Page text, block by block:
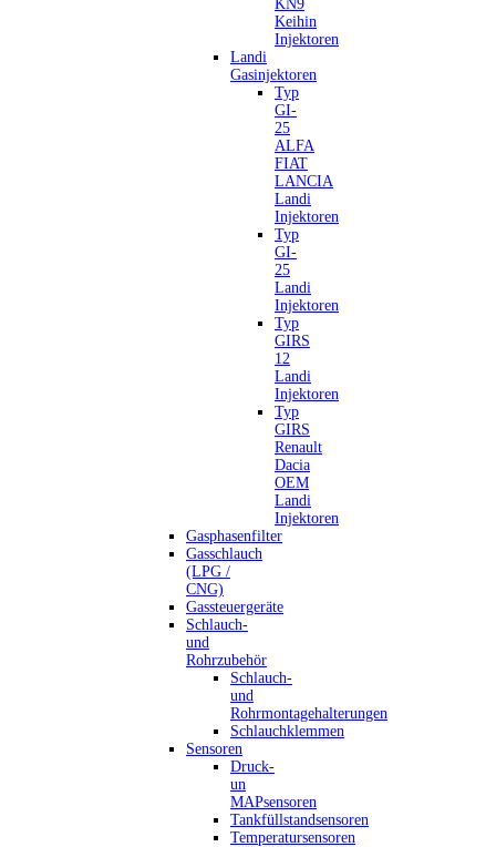
KN9
Keihin
Injektoren
Landi
Gasinjektoren
Typ
GI-
25
ALFA
FIAT
LANCIA
Landi
Injektoren
Typ
GI-
25
Landi
Injektoren
Typ
GIRS
12
Landi
Injektoren
Typ
GIRS
Renault
Dacia
OEM
Landi
Injektoren
Gasphasenfilter
Gasschlauch
(LPG /
CNG)
Gassteuergeräte
Schlauch-
und
Rohrzubehör
Schlauch-
und
Rohrmontagehalterungen
Schlauchklemmen
Sensoren
Druck-
un
MAPsensoren
Tankfüllstandsensoren
Temperatursensoren